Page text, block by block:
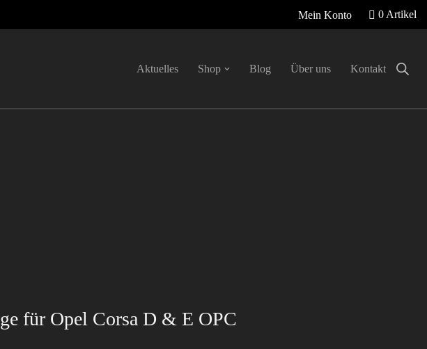
Mein Konto 0 Artikel
Aktuelles Shop Blog Über uns Kontakt
für Opel Corsa D & E OPC